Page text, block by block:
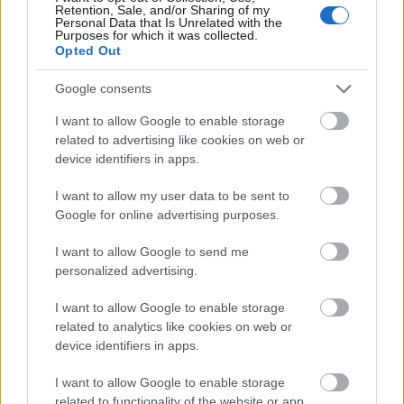
Retention, Sale, and/or Sharing of my
Personal Data that Is Unrelated with the
Purposes for which it was collected.
Opted Out
Google consents
I want to allow Google to enable storage
related to advertising like cookies on web or
device identifiers in apps.
I want to allow my user data to be sent to
Google for online advertising purposes.
I want to allow Google to send me
personalized advertising.
I want to allow Google to enable storage
related to analytics like cookies on web or
device identifiers in apps.
I want to allow Google to enable storage
related to functionality of the website or app.